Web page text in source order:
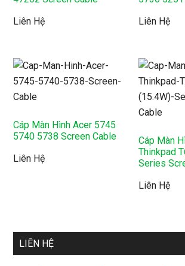
Liên Hệ
Liên Hệ
Cáp Màn Hình Acer 5745
5740 5738 Screen Cable
Liên Hệ
Cáp Màn
Thinkpad
Series
Liên Hệ
LIÊN HỆ